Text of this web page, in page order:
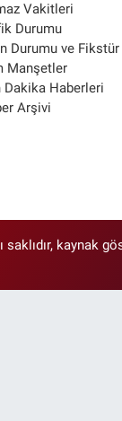
Vakitleri
Durumu
Durumu ve Fikstür
Manşetler
Dakika Haberleri
Arşivi
kaynak